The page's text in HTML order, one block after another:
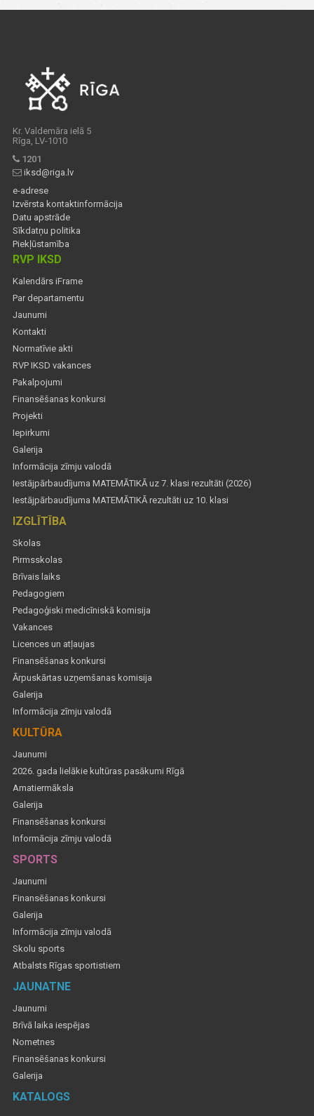
Kr. Valdemāra ielā 5
Rīga, LV-1010
1201
iksd@riga.lv
e-adrese
Izvērsta kontaktinformācija
Datu apstrāde
Sīkdatņu politika
Piekļūstamība
RVP IKSD
Kalendārs iFrame
Par departamentu
Jaunumi
Kontakti
Normatīvie akti
RVP IKSD vakances
Pakalpojumi
Finansēšanas konkursi
Projekti
Iepirkumi
Galerija
Informācija zīmju valodā
Iestājpārbaudījuma MATEMĀTIKĀ uz 7. klasi rezultāti (2026)
Iestājpārbaudījuma MATEMĀTIKĀ rezultāti uz 10. klasi
IZGLĪTĪBA
Skolas
Pirmsskolas
Brīvais laiks
Pedagogiem
Pedagoģiski medicīniskā komisija
Vakances
Licences un atļaujas
Finansēšanas konkursi
Ārpuskārtas uzņemšanas komisija
Galerija
Informācija zīmju valodā
KULTŪRA
Jaunumi
2026. gada lielākie kultūras pasākumi Rīgā
Amatiermāksla
Galerija
Finansēšanas konkursi
Informācija zīmju valodā
SPORTS
Jaunumi
Finansēšanas konkursi
Galerija
Informācija zīmju valodā
Skolu sports
Atbalsts Rīgas sportistiem
JAUNATNE
Jaunumi
Brīvā laika iespējas
Nometnes
Finansēšanas konkursi
Galerija
KATALOGS